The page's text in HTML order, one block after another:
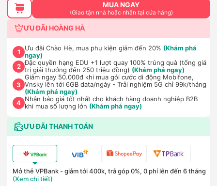
MUA NGAY
(Giao tận nhà hoặc nhận tại cửa hàng)
ƯU ĐÃI HOÀNG HÀ
1 Ưu đãi Chào Hè, mua phụ kiện giảm đến 20% (Khám phá
ngay)
2 Đặc quyền hạng EDU +1 lượt quay 100% trúng quà (tổng giá
trị giải thưởng đến 250 triệu đồng) (Khám phá ngay)
3
Giảm ngay 50.000đ khi mua gói cước di động Mobifone,
Vnsky lên tới 6GB data/ngày - Trải nghiệm 5G chỉ 99k/tháng
(Khám phá ngay)
4 Nhận báo giá tốt nhất cho khách hàng doanh nghiệp B2B
khi mua số lượng lớn (Khám phá ngay)
ƯU ĐÃI THANH TOÁN
Mở thẻ VPBank - giảm tới 400k, trả góp 0%, 0 phí lên đến 6 tháng
(Xem chi tiết)